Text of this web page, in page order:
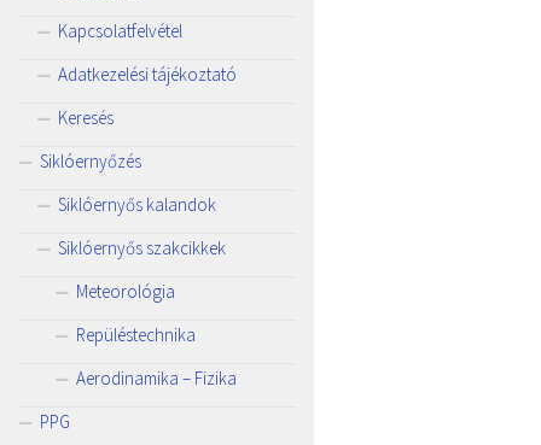
Kapcsolatfelvétel
Adatkezelési tájékoztató
Keresés
Siklóernyőzés
Siklóernyős kalandok
Siklóernyős szakcikkek
Meteorológia
Repüléstechnika
Aerodinamika – Fizika
PPG